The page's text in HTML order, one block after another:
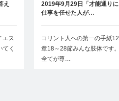
え
エス
てく
2019年9月29日「才能通りに
仕事を任せた人が…
コリント人への第一の手紙12
章18～28節みんな肢体です。
全てが尊…